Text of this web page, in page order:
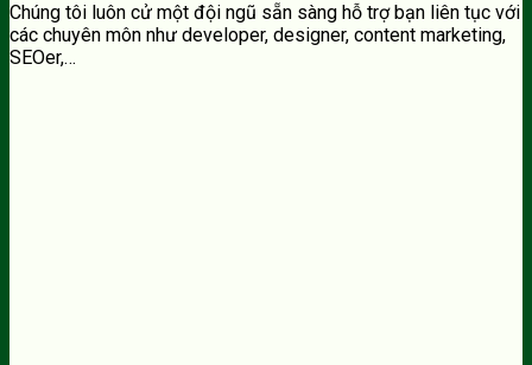
Chúng tôi luôn cử một đội ngũ sẵn sàng hỗ trợ bạn liên tục với
các chuyên môn như developer, designer, content marketing,
SEOer,…